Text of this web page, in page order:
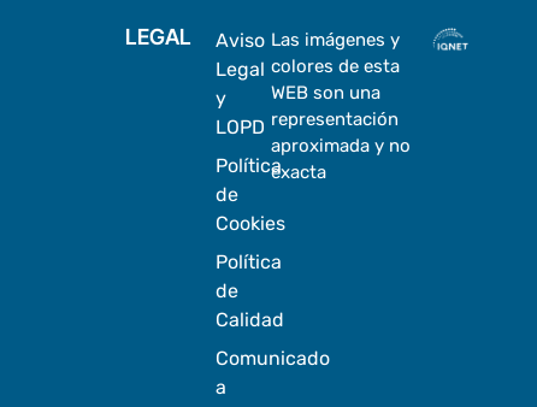
LEGAL
Aviso
Legal
y
LOPD
Política
de
Cookies
Política
de
Calidad
Comunicado
a
Las imágenes y
colores de esta
WEB son una
representación
aproximada y no
exacta